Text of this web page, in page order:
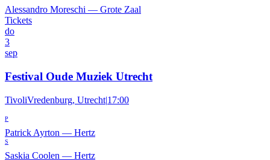
Alessandro Moreschi — Grote Zaal
Tickets
do
3
sep
Festival Oude Muziek Utrecht
TivoliVredenburg, Utrecht|17:00
P
Patrick Ayrton — Hertz
S
Saskia Coolen — Hertz